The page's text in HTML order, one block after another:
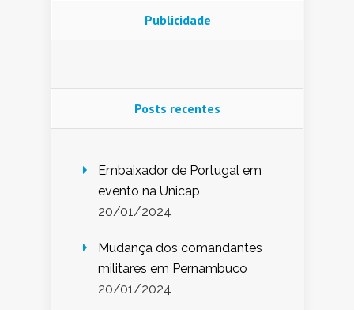
Publicidade
Posts recentes
Embaixador de Portugal em
evento na Unicap
20/01/2024
Mudança dos comandantes
militares em Pernambuco
20/01/2024